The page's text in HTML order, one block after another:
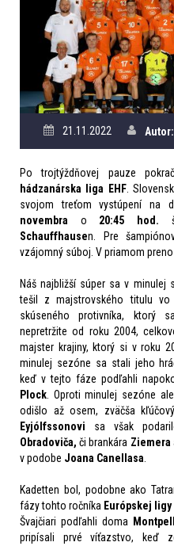
21.11.2022 Autor:
Po trojtýždňovej pauze
hádzanárska liga EHF.
svojom treťom vystúpení na
novembra o 20:45 hod.
Schauffhausen. Pre
vzájomný súboj. V priamom
Náš najbližší súper sa v
tešil z majstrovského titulu
skúseného protivníka, ktorý
nepretržite od roku 2004,
majster krajiny, ktorý si v roku
minulej sezóne sa stali jeho
keď v tejto fáze podľahli
Plock. Oproti minulej sezóne
odišlo až osem, zväčša
Eyjólfssonovi sa však
Obradoviča, či brankára Ziemera
v podobe Joana Canellasa.
Kadetten bol, podobne ako
fázy tohto ročníka Európskej ligy
Švajčiari podľahli doma
pripísali prvé víťazstvo, keď